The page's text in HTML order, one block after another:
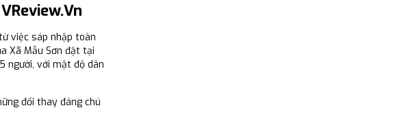
việc sáp nhập toàn
Xã Mẫu Sơn đặt tại
người, với mật độ dân
đổi thay đáng chú